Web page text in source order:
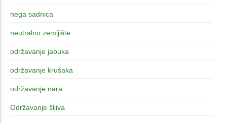
nega sadnica
neutralno zemljište
održavanje jabuka
održavanje krušaka
održavanje nara
Održavanje šljiva